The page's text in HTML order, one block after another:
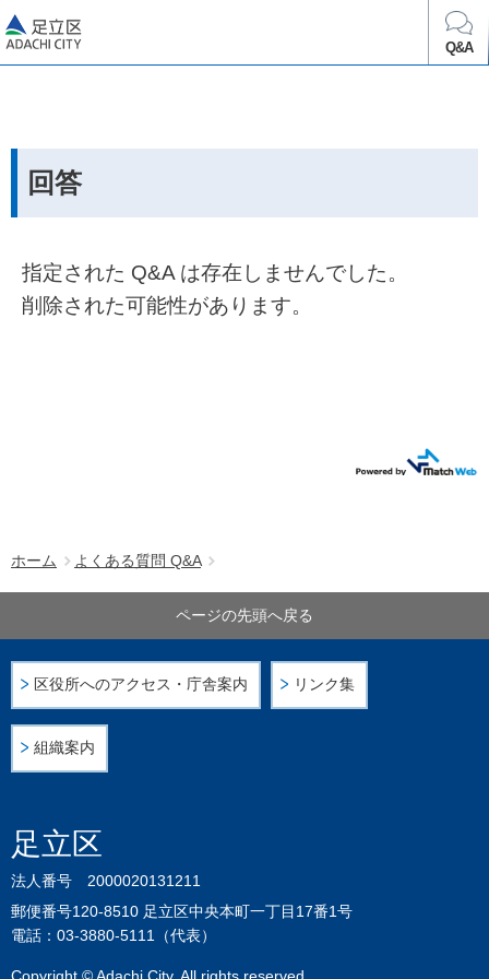
Q&A
ホーム よくある質問 Q&A
回答
指定された Q&A は存在しませんでした。
削除された可能性があります。
足立区
法人番号 2000020131211
郵便番号120-8510 足立区中央本町一丁目17番1号
電話：03-3880-5111（代表）
区役所へのアクセス・庁舎案内 リンク集
組織案内
ページの先頭へ戻る